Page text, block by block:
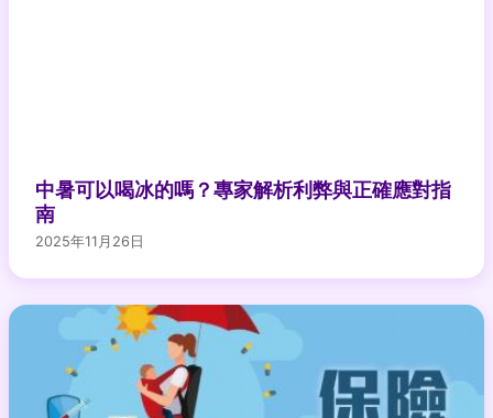
中暑可以喝冰的嗎？專家解析利弊與正確應對指
南
2025年11月26日